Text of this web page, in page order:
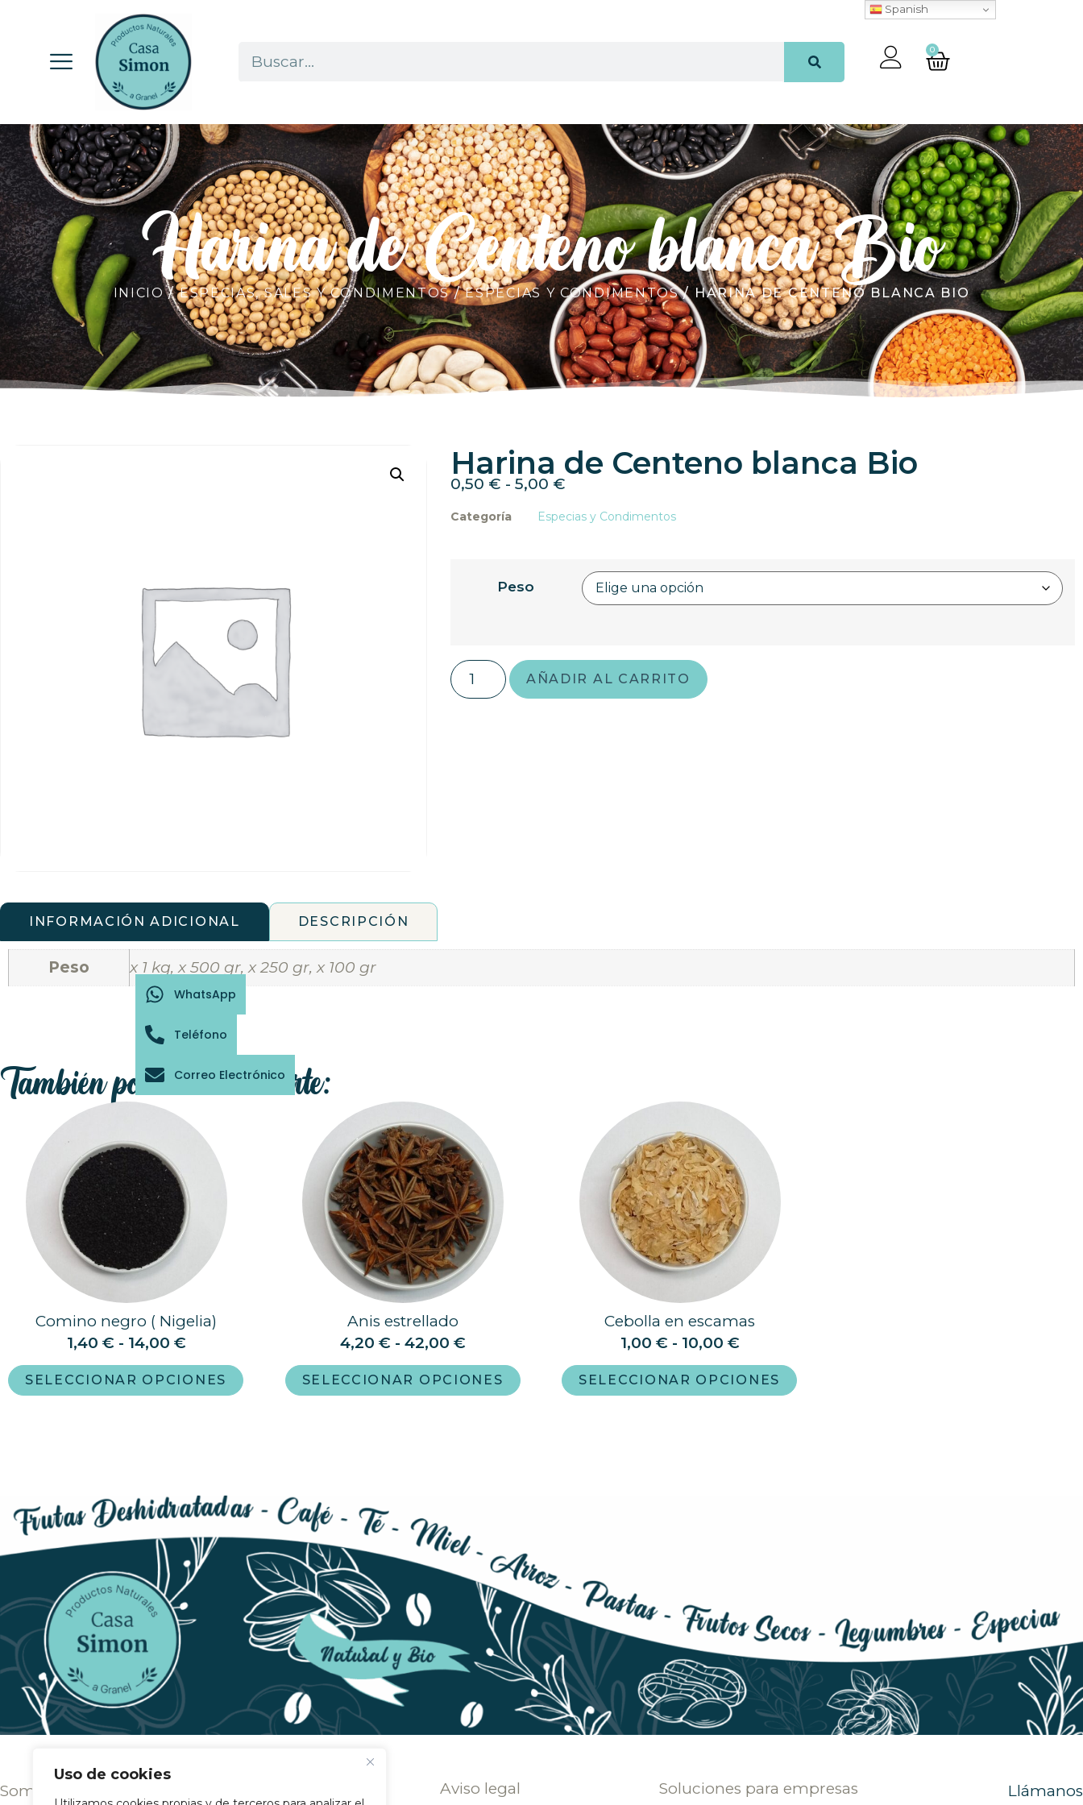
Uso de cookies
0
Harina de Centeno blanca Bio
INICIO/ESPECIAS, SALES Y CONDIMENTOS/ESPECIAS Y CONDIMENTOS/ HARINA DE CENTENO BLANCA BIO
Harina de Centeno blanca Bio
0,50 € - 5,00 €
Categoría Especias y Condimentos
Peso
AÑADIR AL CARRITO
INFORMACIÓN ADICIONAL DESCRIPCIÓN
Peso x 1 kg, x 500 gr, x 250 gr, x 100 gr
También podrían interesarte:
Comino negro ( Nigelia)
1,40 € - 14,00 €
SELECCIONAR OPCIONES
Anis estrellado
4,20€ - 42,00€
SELECCIONAR OPCIONES
Cebolla en escamas
1,00 € - 10,00 €
SELECCIONAR OPCIONES
Somos una empresa familiar que apuesta
Aviso legal Soluciones para empresas Llámanos
Spanish
WhatsApp
Teléfono
Correo Electrónico